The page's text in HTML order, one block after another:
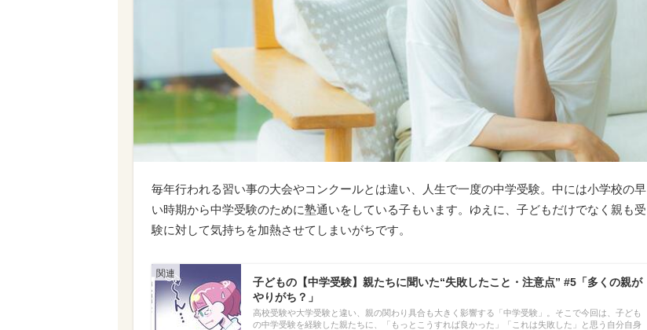
毎年行われる習い事の大会やコンクールとは違い、人生で一度の中学受験。中には小学校の早
い時期から中学受験のために塾通いをしている子もいます。ゆえに、子どもだけでなく親も受
験に対して気持ちを加熱させてしまいがちです。
子どもの【中学受験】親たちに聞いた“失敗したこと・注意点” #5「多くの親が
やりがち？」
高校受験や大学受験と違い、親の関わり具合も大きく影響する「中学受験」。そこで今回は、子ども
の中学受験を経験した親たちに、「もっとこうすれば良かった」「これは失敗した」と思う自分自身